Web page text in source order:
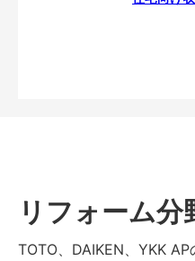
リフォーム分
TOTO、DAIKEN、YKK